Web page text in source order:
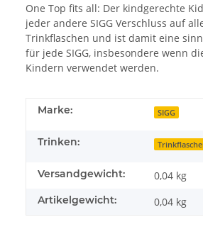
One Top fits all: Der kindgerechte
jeder andere SIGG Verschluss auf
Trinkflaschen und ist damit eine
für jede SIGG, insbesondere wenn
Kindern verwendet werden.
Marke: SIGG
Trinken:
Versandgewicht: 0,04 kg
Artikelgewicht: 0,04 kg